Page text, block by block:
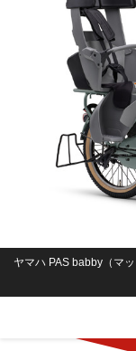
ヤマハ PAS babby（マ